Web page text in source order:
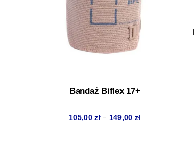
Bandaż Biflex 17+
105,00zł – 149,00 złZakres